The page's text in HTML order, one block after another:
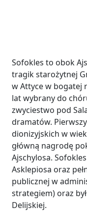
Sofokles to obok
tragik starożytnej
w Attyce w bogatej
lat wybrany do
zwyciestwo pod
dramatów.
dionizyjskich w
główną nagrodę
Ajschylosa.
Asklepiosa oraz
publicznej w
strategiem) oraz
Delijskiej.